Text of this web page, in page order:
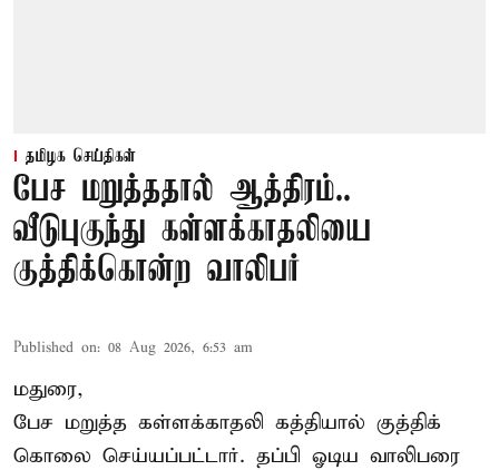
தமிழக செய்திகள்
பேச மறுத்ததால் ஆத்திரம்..
வீடுபுகுந்து கள்ளக்காதலியை
குத்திக்கொன்ற வாலிபர்
Published on: 08 Aug 2026, 6:53 am
மதுரை,
பேச மறுத்த கள்ளக்காதலி கத்தியால் குத்திக்
கொலை செய்யப்பட்டார். தப்பி ஓடிய வாலிபரை